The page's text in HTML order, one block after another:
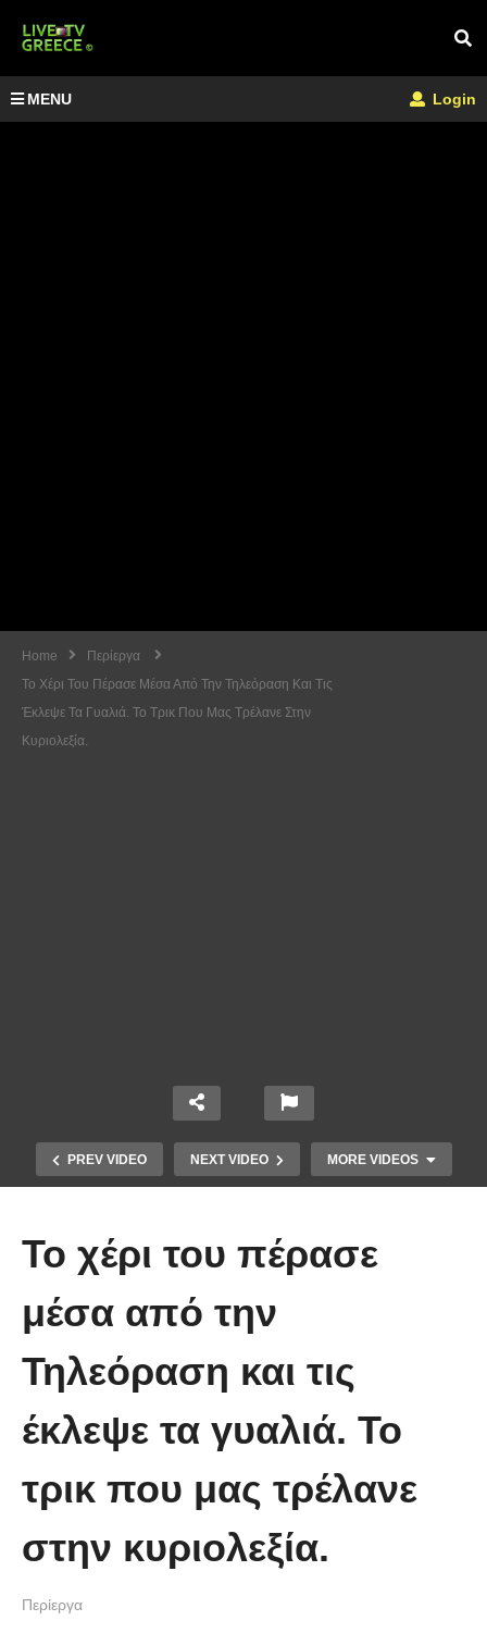
MENU Login
Home
Περίεργα
Το Χέρι Του Πέρασε Μέσα Από Την Τηλεόραση Και Τις
Έκλεψε Τα Γυαλιά. Το Τρικ Που Μας Τρέλανε Στην
Κυριολεξία.
PREV VIDEO NEXT VIDEO MORE VIDEOS
10 από τα πιο ασυνήθιστα
ουρανό
Το χέρι του πέρασε
μέσα από την
Τηλεόραση και τις
έκλεψε τα γυαλιά. Το
τρικ που μας τρέλανε
στην κυριολεξία.
Περίεργα